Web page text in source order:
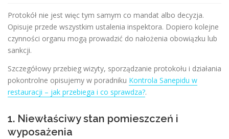
Protokół nie jest więc tym samym co mandat albo decyzja.
Opisuje przede wszystkim ustalenia inspektora. Dopiero kolejne
czynności organu mogą prowadzić do nałożenia obowiązku lub
sankcji.
Szczegółowy przebieg wizyty, sporządzanie protokołu i działania
pokontrolne opisujemy w poradniku Kontrola Sanepidu w
restauracji – jak przebiega i co sprawdza?.
1. Niewłaściwy stan pomieszczeń i
wyposażenia